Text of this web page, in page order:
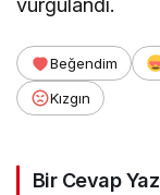
vurgulandı.
Beğendim
Kızgın
Bir Cevap Yaz